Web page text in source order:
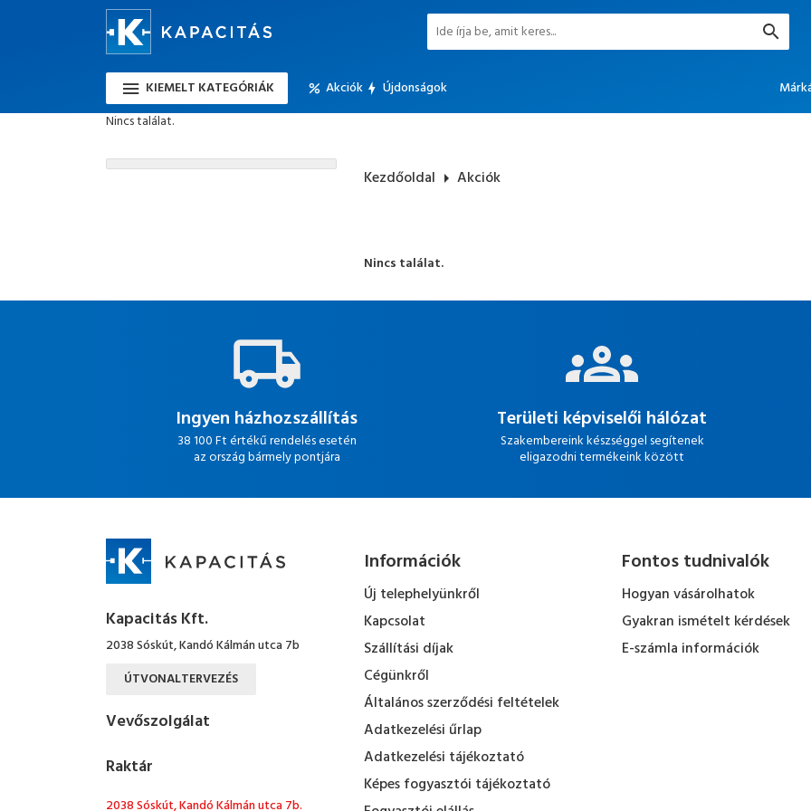
KIEMELT KATEGÓRIÁK Akciók Újdonságok
Nincs találat.
Kezdőoldal arrow_right Akciók
Nincs találat.
Ingyen házhozszállítás
38 100 Ft értékű rendelés esetén
az ország bármely pontjára
Területi képviselői hálózat
Szakembereink készséggel segítenek
eligazodni termékeink között
Kapacitás Kft.
2038 Sóskút, Kandó Kálmán utca 7b
ÚTVONALTERVEZÉS
Vevőszolgálat
Raktár
2038 Sóskút, Kandó Kálmán utca 7b.
Információk
Új telephelyünkről
Kapcsolat
Szállítási díjak
Cégünkről
Általános szerződési feltételek
Adatkezelési űrlap
Adatkezelési tájékoztató
Képes fogyasztói tájékoztató
Fontos tudnivalók
Hogyan vásárolhatok
Gyakran ismételt kérdések
E-számla információk